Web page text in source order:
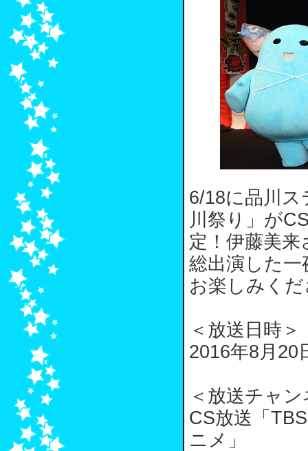
6/18に品川
川祭り」が
定！伊藤美
総出演した
お楽しみく
＜放送日時＞
2016年8月20
＜放送チャ
CS放送「
ニメ」